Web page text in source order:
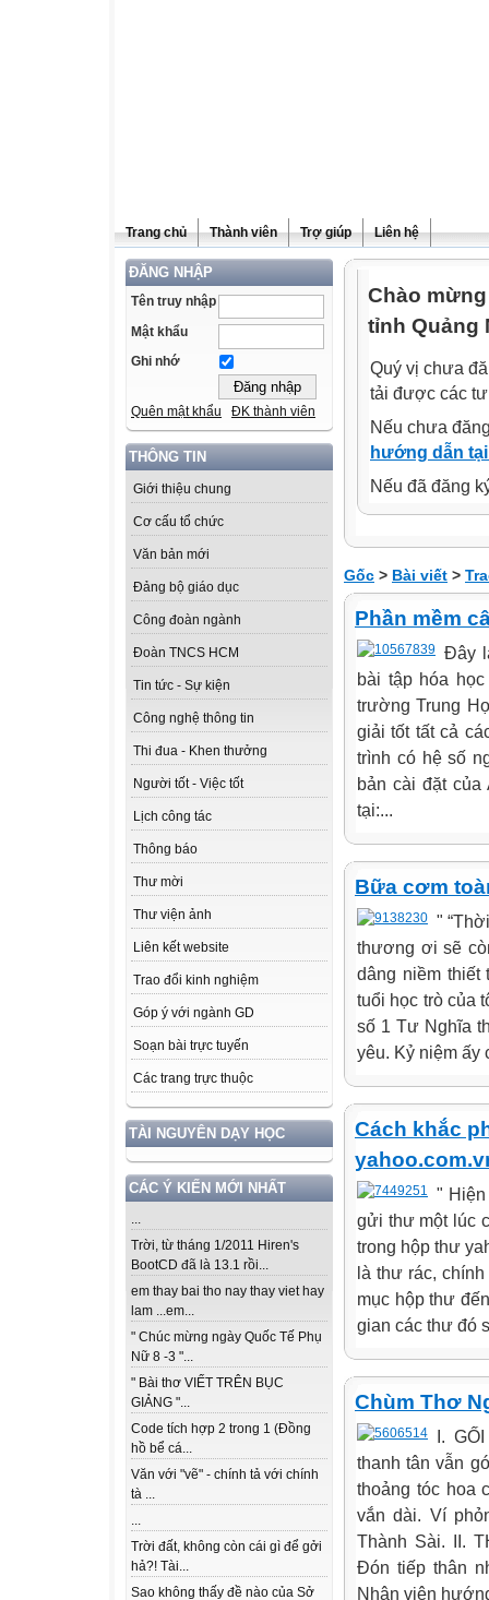
Trang chủ Thành viên Trợ giúp Liên hệ
ĐĂNG NHẬP
Tên truy nhập
Mật khẩu
Ghi nhớ
Quên mật khẩu ĐK thành viên
THÔNG TIN
Giới thiệu chung
Cơ cấu tổ chức
Văn bản mới
Đảng bộ giáo dục
Công đoàn ngành
Đoàn TNCS HCM
Tin tức - Sự kiện
Công nghệ thông tin
Thi đua - Khen thưởng
Người tốt - Việc tốt
Lịch công tác
Thông báo
Thư mời
Thư viện ảnh
Liên kết website
Trao đổi kinh nghiệm
Góp ý với ngành GD
Soạn bài trực tuyến
Các trang trực thuộc
TÀI NGUYÊN DẠY HỌC
CÁC Ý KIẾN MỚI NHẤT
...
Trời, từ tháng 1/2011 Hiren's
BootCD đã là 13.1 rồi...
em thay bai tho nay thay viet hay
lam ...em...
" Chúc mừng ngày Quốc Tế Phụ
Nữ 8 -3 "...
" Bài thơ VIẾT TRÊN BỤC
GIẢNG "...
Code tích hợp 2 trong 1 (Đồng
hồ bể cá...
Văn với "vẽ" - chính tả với chính
tà ...
...
Trời đất, không còn cái gì để gởi
hả?! Tài...
Sao không thấy đề nào của Sở
Chào
tỉnh Quảng
Quý vị chưa
tải được các
Nếu chưa
hướng dẫn
Nếu đã đăng
Gốc > Bài viết >
Phần mềm
Đây
bài tập hóa
trường Trung
giải tốt tất cả
trình có hệ số
bản cài đặt
tại:...
Bữa cơm
"
thương ơi sẽ
dâng niềm
tuổi học trò của
số 1 Tư Nghĩa
yêu. Kỷ niệm ấy
Cách khắc
"
gửi thư một lúc
trong hộp thư
là thư rác,
mục hộp thư
gian các thư đó
Chùm Thơ
I.
thanh tân vẫn
thoảng tóc hoa
vắn dài. Ví
Thành Sài. II.
Đón tiếp thân
Nhân viên